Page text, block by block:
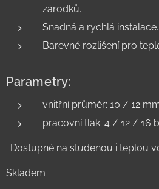
zárodků.
Snadná a rychlá instalace.
Barevné rozlišení pro
Parametry:
vnitřní průměr: 10 / 12
pracovní tlak: 4 / 12 / 16
. Dostupné na studenou i teplou
Skladem